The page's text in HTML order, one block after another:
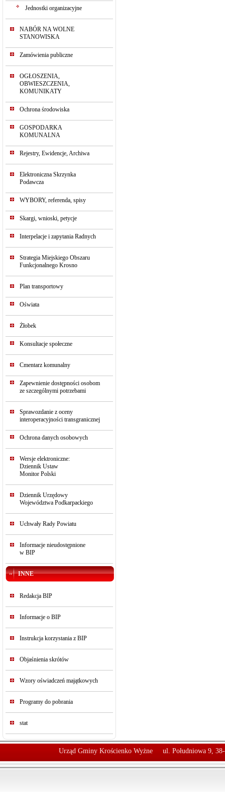
Jednostki organizacyjne
NABÓR NA WOLNE
STANOWISKA
Zamówienia publiczne
OGŁOSZENIA,
OBWIESZCZENIA,
KOMUNIKATY
Ochrona środowiska
GOSPODARKA
KOMUNALNA
Rejestry, Ewidencje, Archiwa
Elektroniczna Skrzynka
Podawcza
WYBORY, referenda, spisy
Skargi, wnioski, petycje
Interpelacje i zapytania Radnych
Strategia Miejskiego Obszaru
Funkcjonalnego Krosno
Plan transportowy
Oświata
Żłobek
Konsultacje społeczne
Cmentarz komunalny
Zapewnienie dostępności osobom
ze szczególnymi potrzebami
Sprawozdanie z oceny
interoperacyjności transgranicznej
Ochrona danych osobowych
Wersje elektroniczne:
Dziennik Ustaw
Monitor Polski
Dziennik Urzędowy
Województwa Podkarpackiego
Uchwały Rady Powiatu
Informacje nieudostępnione
w BIP
INNE
Redakcja BIP
Informacje o BIP
Instrukcja korzystania z BIP
Objaśnienia skrótów
Wzory oświadczeń majątkowych
Programy do pobrania
stat
Urząd Gminy Krościenko Wyżne ul. Południowa 9,